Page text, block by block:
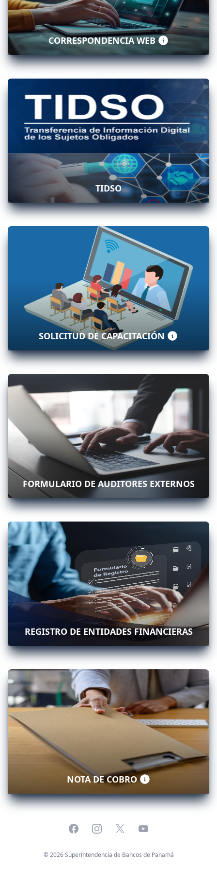
CORRESPONDENCIA WEB
TIDSO
SOLICITUD DE CAPACITACIÓN
FORMULARIO DE AUDITORES EXTERNOS
REGISTRO DE ENTIDADES FINANCIERAS
NOTA DE COBRO
FacebookInstagram
X YouTube
©2026 Superintendencia de Bancos de Panamá